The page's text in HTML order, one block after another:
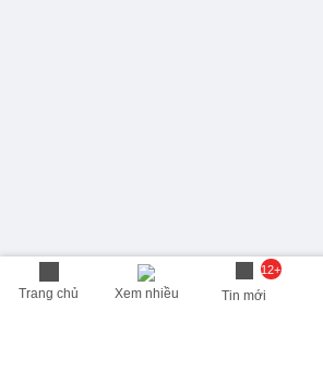
Trang chủ Xem nhiều
12+
Tin mới